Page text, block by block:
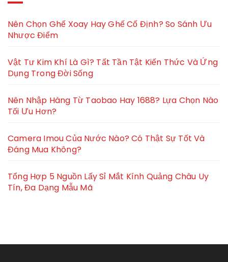
Nên Chọn Ghế Xoay Hay Ghế Cố Định? So Sánh Ưu
Nhược Điểm
Vật Tư Kim Khí Là Gì? Tất Tần Tật Kiến Thức Và Ứng
Dụng Trong Đời Sống
Nên Nhập Hàng Từ Taobao Hay 1688? Lựa Chọn Nào
Tối Ưu Hơn?
Camera Imou Của Nước Nào? Có Thật Sự Tốt Và
Đáng Mua Không?
Tổng Hợp 5 Nguồn Lấy Sỉ Mắt Kính Quảng Châu Uy
Tín, Đa Dạng Mẫu Mã